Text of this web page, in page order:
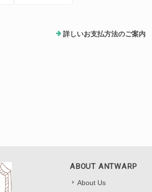
詳しいお支払方法のご案内
ABOUT ANTWARP
About Us